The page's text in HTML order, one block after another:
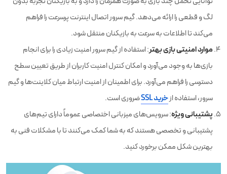
لگ و قطعی را ارائه می‌دهد. گیم سرور اتصال اینترنت پرسرعت را فراهم
می‌کند تا اطلاعات به سرعت به بازیکنان منتقل شود.
موارد امنیتی بازی بهتر:‌استفاده از گیم سرور امنیت زیادی را برای انجام
بازی‌ها به وجود می‌آورد و امکان کنترل امنیت کاربران از طریق تعیین سطح
دسترسی را فراهم می‌آورد. برای اطمینان از امنیت ارتباط میان کلاینت‌ها و گیم
سرور، استفاده ازخرید SSL ضروری است.
پشتیبانی ویژه:سرویس‌های میزبانی اختصاصی عموماً دارای تیم‌های
پشتیبانی و تخصصی هستند که به شما کمک می‌کنند تا با مشکلات فنی به
بهترین شکل ممکن برخورد کنید.